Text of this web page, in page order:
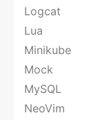
Logcat
Lua
Minikube
Mock
MySQL
NeoVim